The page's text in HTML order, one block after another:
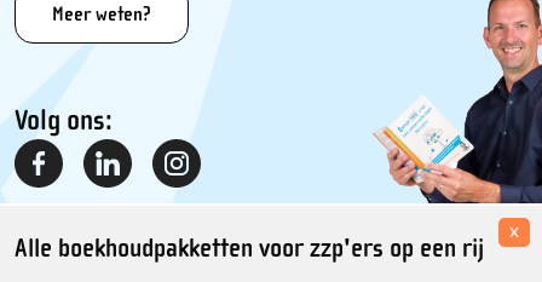
Meer weten?
Volg ons:
Alle boekhoudpakketten voor zzp'ers op een rij
x